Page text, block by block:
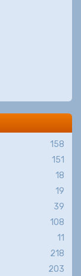
158
151
18
19
39
108
11
218
203